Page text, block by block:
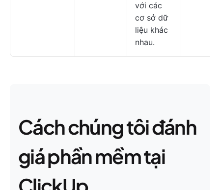
với các
cơ sở dữ
liệu khác
nhau.
Cách chúng tôi đánh
giá phần mềm tại